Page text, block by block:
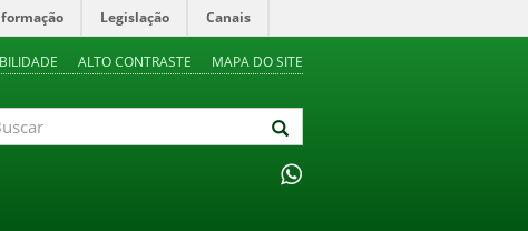
Legislação Canais
ALTO CONTRASTE MAPA DO SITE